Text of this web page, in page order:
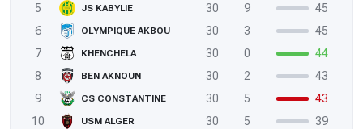
5
JS KABYLIE 30 9
45
6
OLYMPIQUE AKBOU 30 3
45
7
KHENCHELA 30 0
44
8
BEN AKNOUN 30 2
43
9
CS CONSTANTINE 30 5
43
10
USM ALGER 30 5
39